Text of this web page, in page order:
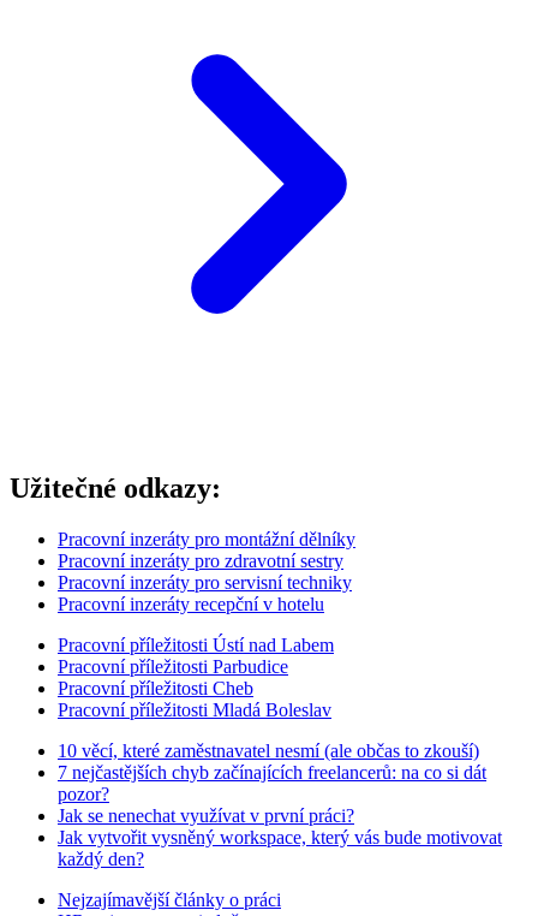
Užitečné odkazy:
Pracovní inzeráty pro montážní dělníky
Pracovní inzeráty pro zdravotní sestry
Pracovní inzeráty pro servisní techniky
Pracovní inzeráty recepční v hotelu
Pracovní příležitosti Ústí nad Labem
Pracovní příležitosti Parbudice
Pracovní příležitosti Cheb
Pracovní příležitosti Mladá Boleslav
10 věcí, které zaměstnavatel nesmí (ale občas to zkouší)
7 nejčastějších chyb začínajících freelancerů: na co si dát
pozor?
Jak se nenechat využívat v první práci?
Jak vytvořit vysněný workspace, který vás bude motivovat
každý den?
Nejzajímavější články o práci